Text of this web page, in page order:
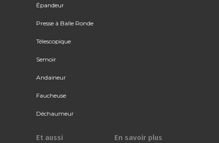
Épandeur
Presse à Balle Ronde
Télescopique
Semoir
Andaineur
Faucheuse
Déchaumeur
Et aussi En savoir plus